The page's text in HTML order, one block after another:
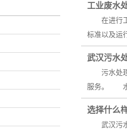
工业废水
在进行工
标准以及
武汉污水
污水处理
服务。 水
选择什么
武汉污水